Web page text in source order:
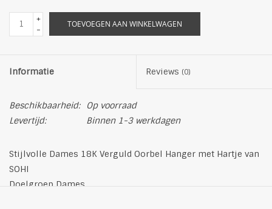
+
-
TOEVOEGEN AAN WINKELWAGEN
Informatie Reviews (0)
Beschikbaarheid:
Op voorraad
Levertijd:
Binnen 1-3 werkdagen
Stijlvolle Dames 18K Verguld Oorbel Hanger met Hartje van
SOHI
Doelgroep Dames